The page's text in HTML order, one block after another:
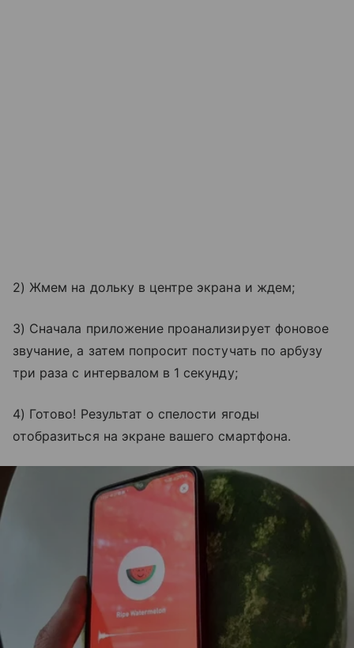
2) Жмем на дольку в центре экрана и ждем;
3) Сначала приложение проанализирует фоновое
звучание, а затем попросит постучать по арбузу
три раза с интервалом в 1 секунду;
4) Готово! Результат о спелости ягоды
отобразиться на экране вашего смартфона.